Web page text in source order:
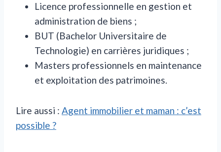
Licence professionnelle en gestion et
administration de biens ;
BUT (Bachelor Universitaire de
Technologie) en carrières juridiques ;
Masters professionnels en maintenance
et exploitation des patrimoines.
Lire aussi : Agent immobilier et maman : c’est
possible ?